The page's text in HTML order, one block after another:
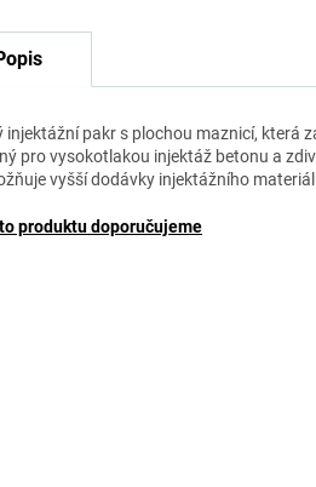
injektážní pakr s plochou maznicí, která
pro vysokotlakou injektáž betonu a
vyšší dodávky injektážního
produktu doporučujeme